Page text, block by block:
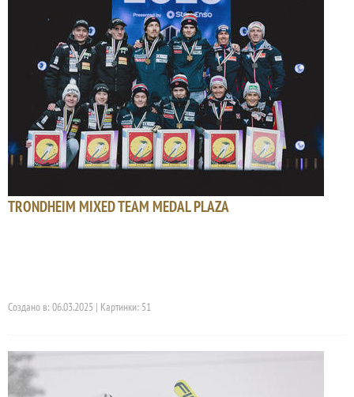
TRONDHEIM MIXED TEAM MEDAL PLAZA
Создано в: 06.03.2025 | Картинки: 51